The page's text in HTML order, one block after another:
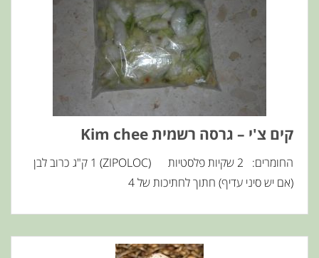
קים צ'י – גרסה רשמית Kim chee
החומרים: 2 שקיות פלסטיות (ZIPOLOC) 1 ק"ג כרוב לבן
(אם יש סיני עדיף) חתוך לחתיכות של 4